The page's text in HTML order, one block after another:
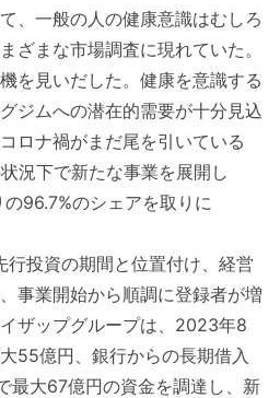
、一般の人の健康意識はむしろ
ざまな市場調査に現れていた。
を見いだした。健康を意識する
ジムへの潜在的需要が十分見込
ロナ禍がまだ尾を引いている
況下で新たな事業を展開し
96.7%のシェアを取りに
投資の期間と位置付け、経営
事業開始から順調に登録者が増
ザップグループは、2023年8
55億円、銀行からの長期借入
最大67億円の資金を調達し、新